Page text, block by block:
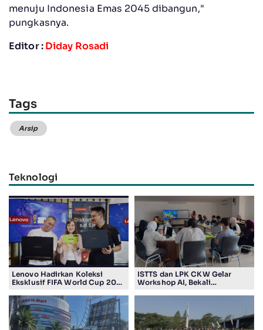
menuju Indonesia Emas 2045 dibangun,"
pungkasnya.
Editor :Diday Rosadi
Tags
Arsip
Teknologi
Lenovo Hadirkan Koleksi
Eksklusif FIFA World Cup 2026
Penggemar Teknologi dan
Sepak Bola
ISTTS dan LPK CKW Gelar
Workshop AI, Bekali